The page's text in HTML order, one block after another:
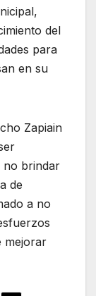
del
para
en su
Zapiain
no brindar
de
a no
mejorar